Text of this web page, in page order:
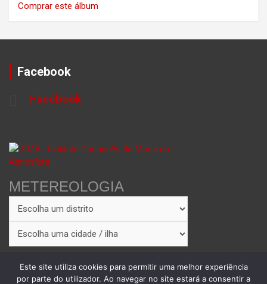
Comprar este álbum
Facebook
Facebook
METEREOLOGIA
Este site utiliza cookies para permitir uma melhor experiência
por parte do utilizador. Ao navegar no site estará a consentir a